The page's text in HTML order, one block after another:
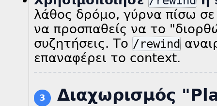
λάθος δρόμο, γύρνα πίσω
να προσπαθείς να το
συζητήσεις. Το /rewind
επαναφέρει το context.
3
Διαχωρισμός